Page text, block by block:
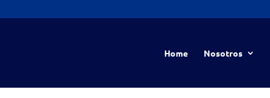
Home Nosotros